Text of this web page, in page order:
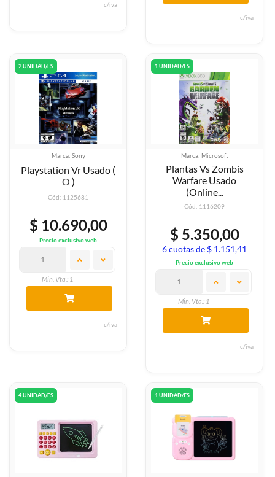
c/iva
c/iva
2 UNIDAD/ES
Marca: Sony
Playstation Vr Usado (
O )
Cód: 1125681
$ 10.690,00
Precio exclusivo web
Min. Vta.: 1
c/iva
1 UNIDAD/ES
Marca: Microsoft
Plantas Vs Zombis
Warfare Usado
(Online...
Cód: 1116209
$ 5.350,00
6 cuotas de $ 1.151,41
Precio exclusivo web
Min. Vta.: 1
c/iva
4 UNIDAD/ES 1 UNIDAD/ES